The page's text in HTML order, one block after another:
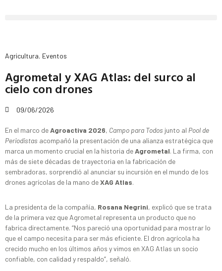
Agricultura, Eventos
Agrometal y XAG Atlas: del surco al
cielo con drones
09/06/2026
En el marco deAgroactiva 2026, Campo para Todos junto al Pool de
Periodistas acompañó la presentación de una alianza estratégica que
marca un momento crucial en la historia deAgrometal. La firma, con
más de siete décadas de trayectoria en la fabricación de
sembradoras, sorprendió al anunciar su incursión en el mundo de los
drones agrícolas de la mano deXAG Atlas.
La presidenta de la compañía, Rosana Negrini, explicó que se trata
de la primera vez que Agrometal representa un producto que no
fabrica directamente. “Nos pareció una oportunidad para mostrar lo
que el campo necesita para ser más eficiente. El dron agrícola ha
crecido mucho en los últimos años y vimos en XAG Atlas un socio
confiable, con calidad y respaldo”, señaló.